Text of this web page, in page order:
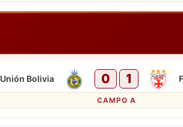
Unión Bolivia 0 1
CAMPO A